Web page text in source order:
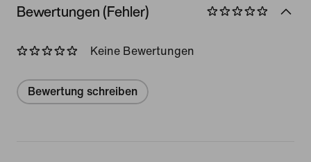
Bewertungen (Fehler)
Keine Bewertungen
Bewertung schreiben